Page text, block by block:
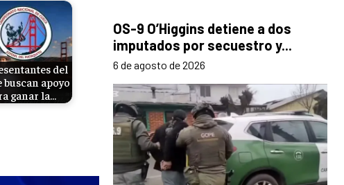
del
buscan apoyo
ganar la…
OS-9 O’Higgins detiene a dos
imputados por secuestro y...
6 de agosto de 2026